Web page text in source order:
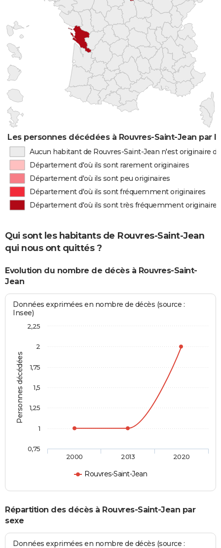
Les personnes décédées à Rouvres-Saint-Jean par
Aucun habitant de Rouvres-Saint-Jean n'est originaire
Département d'où ils sont rarement originaires
Département d'où ils sont peu originaires
Département d'où ils sont fréquemment originaires
Département d'où ils sont très fréquemment originaires
Qui sont les habitants de Rouvres-Saint-Jean
qui nous ont quittés ?
Evolution du nombre de décès à Rouvres-Saint-
Jean
Personnes décédées
Données exprimées en nombre de décès (source :
Insee)
Rouvres-Saint-Jean
2000 2013 2020
0,75
1
1,25
1,5
1,75
2
2,25
Répartition des décès à Rouvres-Saint-Jean par
sexe
Données exprimées en nombre de décès (source :